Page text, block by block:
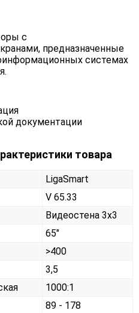
с
предназначенные
системах
документации
товара
LigaSmart
V 65.33
Видеостена 3х3
65"
>400
3,5
1000:1
89 - 178